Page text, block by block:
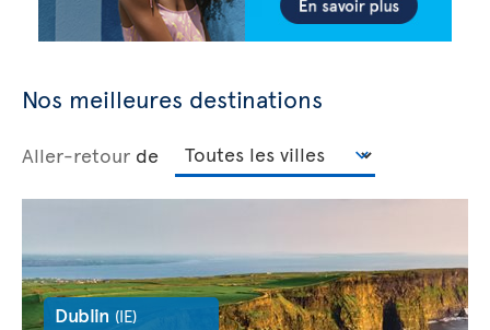
Nos meilleures destinations
Aller-retour de
Dublin (IE)